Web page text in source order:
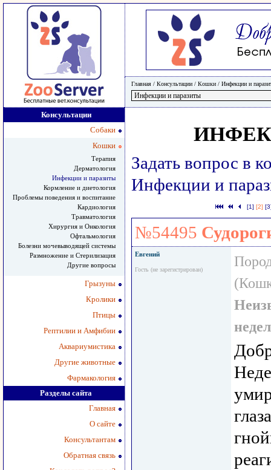
Главная / Консультации / Кошки / Инфекции и
Консультации
Собаки
Кошки
Терапия
Дерматология
Инфекции и паразиты
Кормление и диетология
Проблемы поведения и воспитание
Кардиология
Травматология
Хирургия и Онкология
Офтальмология
Болезни мочевыводящей системы
Размножение и Стерилизация
Другие вопросы
Грызуны
Кролики
Птицы
Рептилии и Амфибии
Аквариумистика
Другие животные
Фармакология
Разделы сайта
Главная
О сайте
Консультантам
Обратная связь
Задать вопрос в
Инфекции и
[1] [2]
№54495
Евгений
Гость (не зарегистрирован)